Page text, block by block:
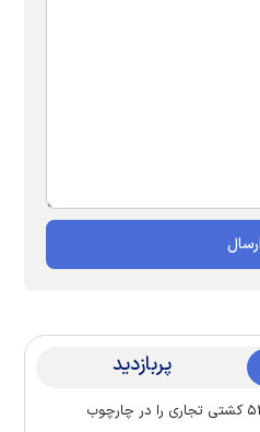
پربازدید
روز ۱۶۲ جنگ | سنتکام: آمریکا ۵۳ کشتی تجاری را در چارچوب